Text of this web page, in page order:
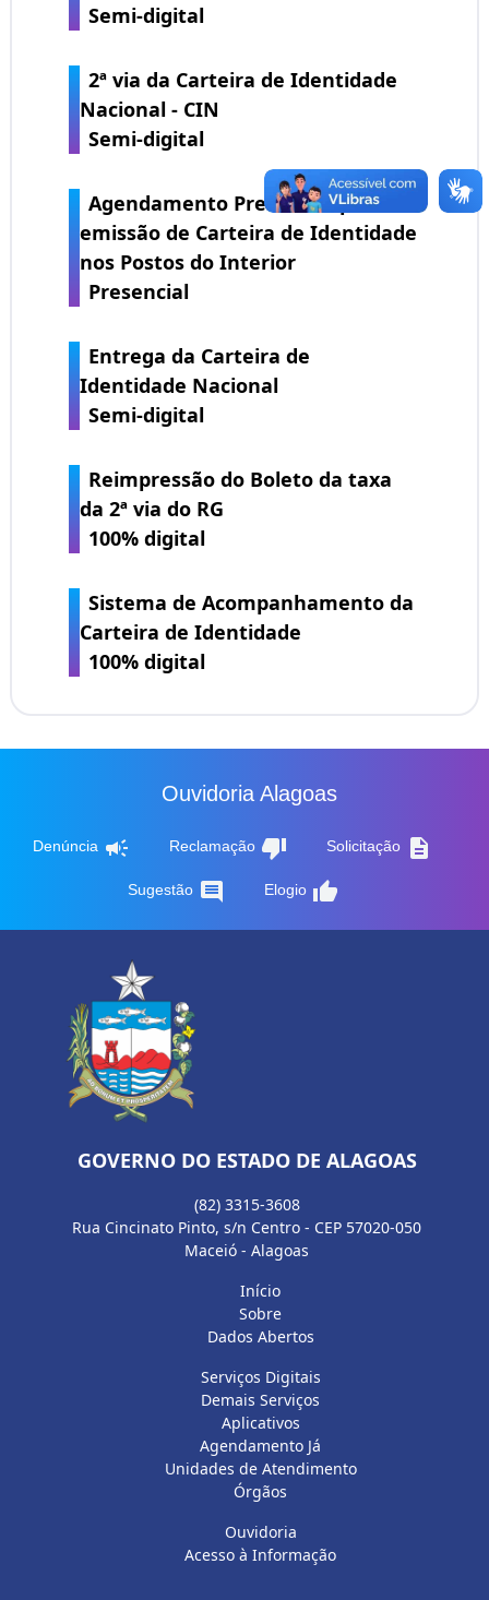
Semi-digital
2ª via da Carteira de Identidade
Nacional - CIN
Semi-digital
Agendamento Presencial para
emissão de Carteira de Identidade
nos Postos do Interior
Presencial
Entrega da Carteira de
Identidade Nacional
Semi-digital
Reimpressão do Boleto da taxa
da 2ª via do RG
100% digital
Sistema de Acompanhamento da
Carteira de Identidade
100% digital
Ouvidoria Alagoas
Denúncia campaign Reclamação thumb_down Solicitação description
Sugestão comment Elogio thumb_up
GOVERNO DO ESTADO DE ALAGOAS
(82) 3315-3608
Rua Cincinato Pinto, s/n Centro - CEP 57020-050
Maceió - Alagoas
Início
Sobre
Dados Abertos
Serviços Digitais
Demais Serviços
Aplicativos
Agendamento Já
Unidades de Atendimento
Órgãos
Ouvidoria
Acesso à Informação